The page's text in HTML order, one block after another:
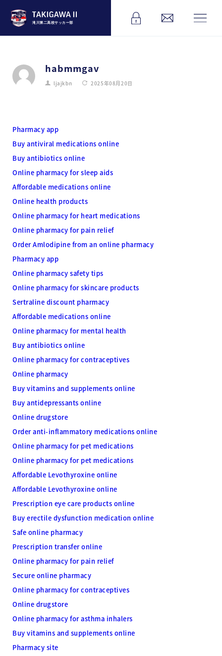
滝川第二高校サッカー部
habmmgav
ljajkbn 2025年08月20日
Pharmacy app
Buy antiviral medications online
Buy antibiotics online
Online pharmacy for sleep aids
Affordable medications online
Online health products
Online pharmacy for heart medications
Online pharmacy for pain relief
Order Amlodipine from an online pharmacy
Pharmacy app
Online pharmacy safety tips
Online pharmacy for skincare products
Sertraline discount pharmacy
Affordable medications online
Online pharmacy for mental health
Buy antibiotics online
Online pharmacy for contraceptives
Online pharmacy
Buy vitamins and supplements online
Buy antidepressants online
Online drugstore
Order anti-inflammatory medications online
Online pharmacy for pet medications
Online pharmacy for pet medications
Affordable Levothyroxine online
Affordable Levothyroxine online
Prescription eye care products online
Buy erectile dysfunction medication online
Safe online pharmacy
Prescription transfer online
Online pharmacy for pain relief
Secure online pharmacy
Online pharmacy for contraceptives
Online drugstore
Online pharmacy for asthma inhalers
Buy vitamins and supplements online
Pharmacy site